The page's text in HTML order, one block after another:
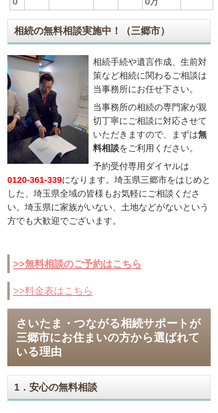
相続の無料相談実施中！（三郷市）
相続手続や遺言作成、生前対
策など相続に関わるご相談は
当事務所にお任せ下さい。
当事務所の相続の専門家が親
切丁寧にご相談に対応させて
いただきますので、まずは無
料相談をご利用ください。
予約受付専用ダイヤルは
0120-361-339になります。埼玉県三郷市をはじめと
した、埼玉県全域の皆様もお気軽にご相談くださ
い。埼玉県に家族がいない、土地などがないという
方でも大歓迎でございます。
>>無料相談のご予約はこちら
>>料金表はこちら
さいたま・つながる相続サポートが
三郷市にお住まいの方から選ばれて
いる理由
1．安心の無料相談